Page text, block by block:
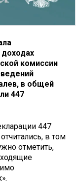
комиссии
в общей
447
447
в том
отметить,